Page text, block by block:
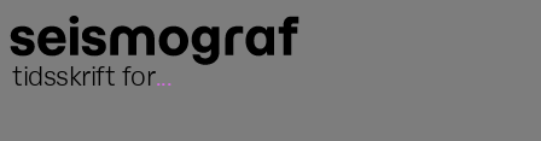
tidsskrift for...